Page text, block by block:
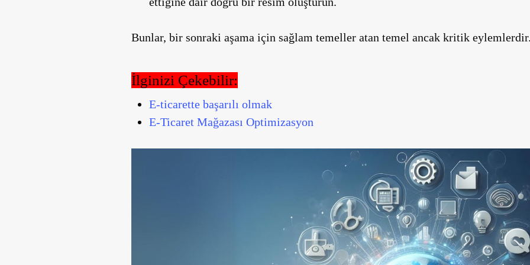
Bunlar, bir sonraki aşama için sağlam temeller atan temel ancak kritik
İlginizi Çekebilir:
E-ticarette başarılı olmak
E-Ticaret Mağazası Optimizasyon